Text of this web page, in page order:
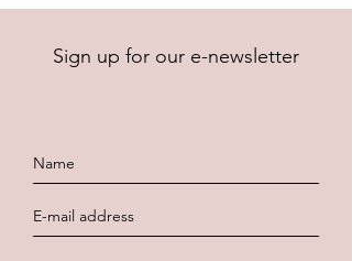
Sign up for our e-newsletter